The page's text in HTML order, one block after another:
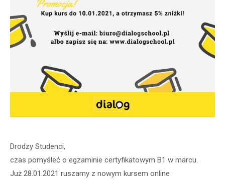
Drodzy Studenci,
czas pomyśleć o egzaminie certyfikatowym B1 w marcu.
Już 28.01.2021 ruszamy z nowym kursem online